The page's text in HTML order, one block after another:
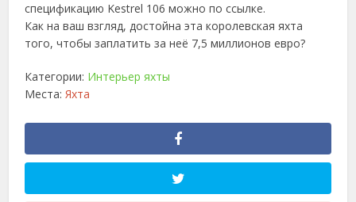
спецификацию Kestrel 106 можно по ссылке.
Как на ваш взгляд, достойна эта королевская яхта
того, чтобы заплатить за неё 7,5 миллионов евро?
Категории: Интерьер яхты
Места:Яхта